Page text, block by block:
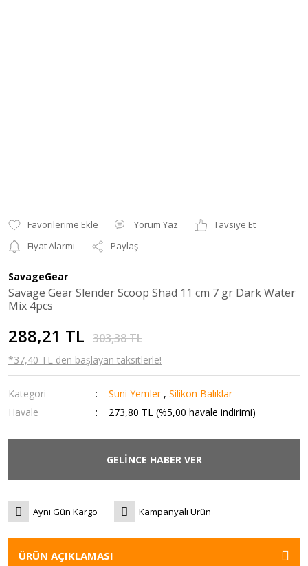
Yorum Yaz
Tavsiye Et
Fiyat Alarmı
Paylaş
SavageGear
Savage Gear Slender Scoop Shad 11 cm 7 gr Dark Water
Mix 4pcs
288,21 TL 303,38 TL
*37,40 TL den başlayan taksitlerle!
Kategori Suni Yemler ,Silikon Balıklar
Havale
273,80 TL (%5,00 havale indirimi)
GELİNCE HABER VER
Aynı Gün Kargo Kampanyalı Ürün
ÜRÜN AÇIKLAMASI